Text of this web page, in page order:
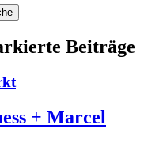
Beiträge
+ Marcel